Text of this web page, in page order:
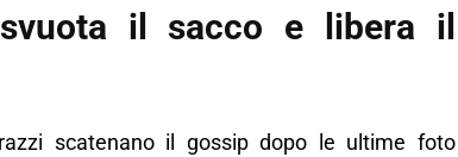
il sacco e libera il
scatenano il gossip dopo le ultime foto